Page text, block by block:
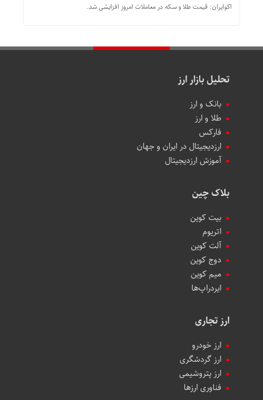
اکوایران: قیمت طلا و سکه در معاملات امروز افزایشی شد.
تحلیل بازار ارز
بانک و ارز
طلا و ارز
فارکس
ارزدیجیتال در ایران و جهان
آموزش ارزدیجیتال
بلاک چین
بیت کوین
اتریوم
آلت کوین
دوج کوین
میم کوین‌
ایردراپ‌ها
ارز تجاری
ارز خودرو
ارز گردشگری
ارز پتروشیمی
فناوری ارزها